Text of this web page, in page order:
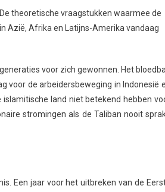
theoretische vraagstukken waarmee de
Azië, Afrika en Latijns-Amerika vandaag
voor zich gewonnen. Het
voor de arbeidersbeweging in Indonesië
land niet betekend hebben
stromingen als de Taliban nooit
Een jaar voor het uitbreken van de